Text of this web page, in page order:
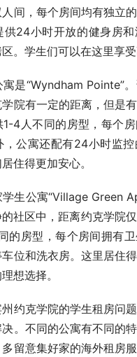
间，每个房间均有独立
供24小时开放的健身房
。学生们可以在这里享受
是“Wyndham Pointe”
院有一定的距离，但是
4人不同的房型，每个
，公寓还配有24小时监
住得更加安心。
生公寓“Village Green
社区中，距离约克学院
的房型，每个房间拥有卫
位和洗衣房。这里居住
想选择。
约克学院的学生租房问
。不同的公寓有不同的
留意集好家的海外租房